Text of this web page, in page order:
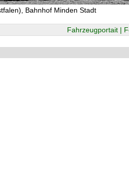
Bahnhof Minden Stadt
Fahrzeugportait |